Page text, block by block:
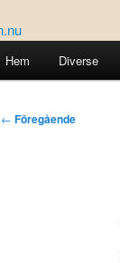
Hem Diverse
Inläggsnavigering
← Föregående